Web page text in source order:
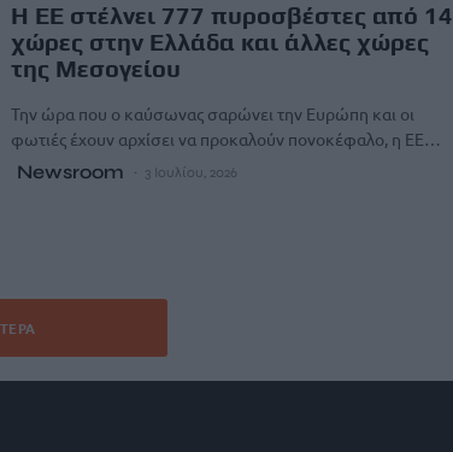
H ΕΕ στέλνει 777 πυροσβέστες από 14
χώρες στην Ελλάδα και άλλες χώρες
της Μεσογείου
Την ώρα που ο καύσωνας σαρώνει την Ευρώπη και οι
φωτιές έχουν αρχίσει να προκαλούν πονοκέφαλο, η ΕΕ…
Newsroom 3 Ιουλίου, 2026